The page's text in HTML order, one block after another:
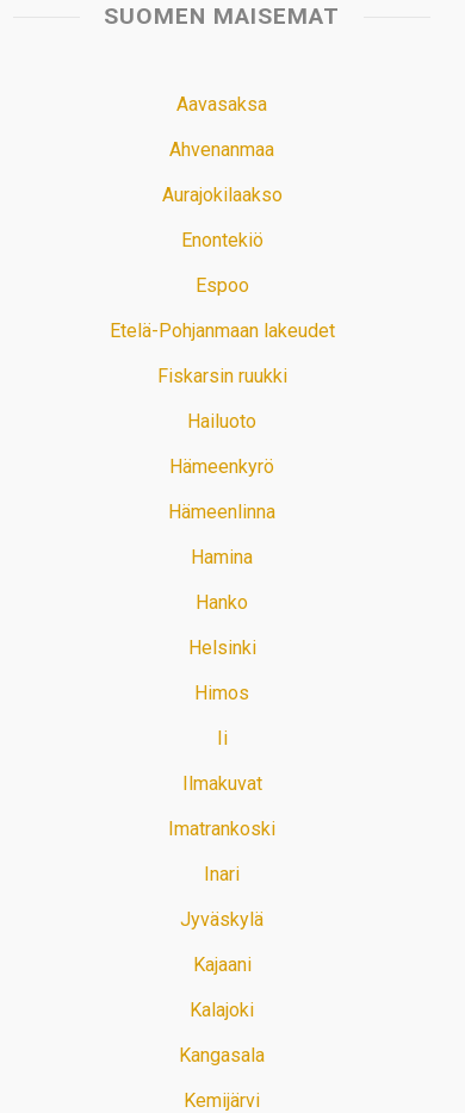
SUOMEN MAISEMAT
Aavasaksa
Ahvenanmaa
Aurajokilaakso
Enontekiö
Espoo
Etelä-Pohjanmaan lakeudet
Fiskarsin ruukki
Hailuoto
Hämeenkyrö
Hämeenlinna
Hamina
Hanko
Helsinki
Himos
Ii
Ilmakuvat
Imatrankoski
Inari
Jyväskylä
Kajaani
Kalajoki
Kangasala
Kemijärvi